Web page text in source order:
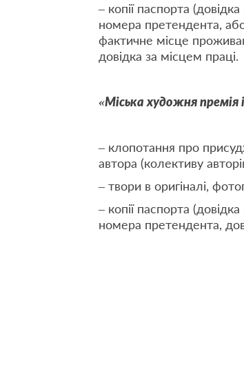
– копії паспорта
номера претендента,
фактичне місце
довідка за місцем праці.
«Міська художня
– клопотання про
автора (колективу
– твори в оригіналі,
– копії паспорта
номера претендента,